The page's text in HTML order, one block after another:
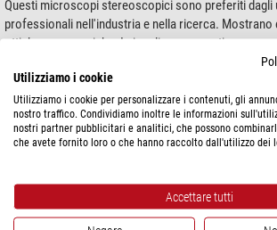
Questi microscopi stereoscopici sono preferiti dagli
professionali nell'industria e nella ricerca. Mostrano
ottiche e meccaniche. I singoli componenti
configurazioni diverse, così come nel processo di
integrate le singole teste.
Utilizziamo i cookie
Utilizziamo i cookie per personalizzare i contenuti, gli
nostro traffico. Condividiamo inoltre le informazioni
nostri partner pubblicitari e analitici, che possono
che avete fornito loro o che hanno raccolto dall'utilizzo dei
Accettare tutti